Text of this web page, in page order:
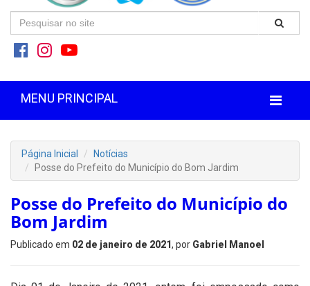
MENU PRINCIPAL
Página Inicial
Notícias
Posse do Prefeito do Município do Bom Jardim
Posse do Prefeito do Município do
Bom Jardim
Publicado em 02 de janeiro de 2021, por Gabriel Manoel